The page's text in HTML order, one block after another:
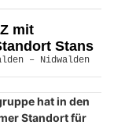
mit
Stans
hat in den
Standort für